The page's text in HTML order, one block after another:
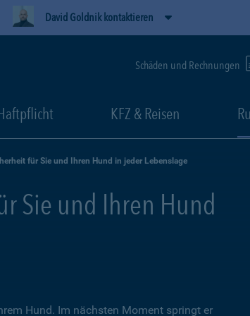
David Goldnik kontaktieren
Schäden und Rechnungen
KFZ & Reisen
für Sie und Ihren Hund in jeder Lebenslage
Sie und Ihren Hund
Hund. Im nächsten Moment springt er